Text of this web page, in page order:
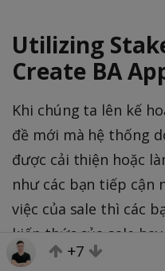
Utilizing
Create BA
Khi chúng ta lên kế
đề mới mà hệ thống
được cải thiện hoặc
như các bạn tiếp cận
việc của sale thì các
kiến thức của sale
tìm ra những giải
+7